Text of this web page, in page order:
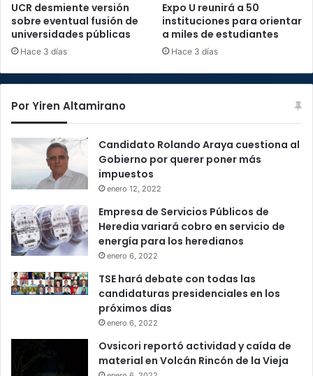
UCR desmiente versión
sobre eventual fusión de
universidades públicas
Hace 3 días
Expo U reunirá a 50
instituciones para orientar
a miles de estudiantes
Hace 3 días
Por Yiren Altamirano
Candidato Rolando Araya cuestiona al
Gobierno por querer poner más
impuestos
enero 12, 2022
Empresa de Servicios Públicos de
Heredia variará cobro en servicio de
energía para los heredianos
enero 6, 2022
TSE hará debate con todas las
candidaturas presidenciales en los
próximos días
enero 6, 2022
Ovsicori reportó actividad y caída de
material en Volcán Rincón de la Vieja